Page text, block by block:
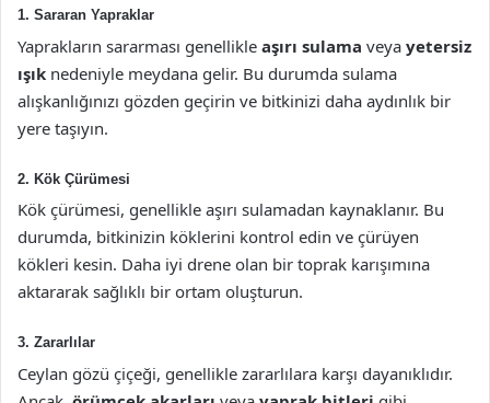
1. Sararan Yapraklar
Yaprakların sararması genellikle aşırı sulama veya yetersiz
ışık nedeniyle meydana gelir. Bu durumda sulama
alışkanlığınızı gözden geçirin ve bitkinizi daha aydınlık bir
yere taşıyın.
2. Kök Çürümesi
Kök çürümesi, genellikle aşırı sulamadan kaynaklanır. Bu
durumda, bitkinizin köklerini kontrol edin ve çürüyen
kökleri kesin. Daha iyi drene olan bir toprak karışımına
aktararak sağlıklı bir ortam oluşturun.
3. Zararlılar
Ceylan gözü çiçeği, genellikle zararlılara karşı dayanıklıdır.